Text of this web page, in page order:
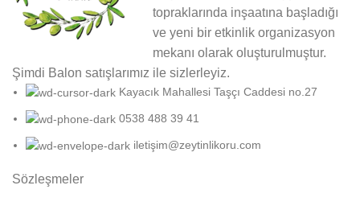
topraklarında inşaatına başladığı
ve yeni bir etkinlik organizasyon
mekanı olarak oluşturulmuştur.
Şimdi Balon satışlarımız ile sizlerleyiz.
Kayacık Mahallesi Taşçı Caddesi no.27
0538 488 39 41
iletişim@zeytinlikoru.com
Sözleşmeler